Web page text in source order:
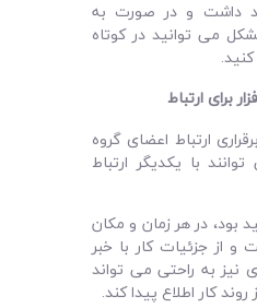
داشت و در صورت به
می ‌توانید در کوتاه‌
برای ارتباط
ارتباط اعضای گروه
با یکدیگر ارتباط
بود، در هر زمان و مکان
و از جزئیات کار با خبر
به راحتی می ‌تواند
کار اطلاع پیدا کند.